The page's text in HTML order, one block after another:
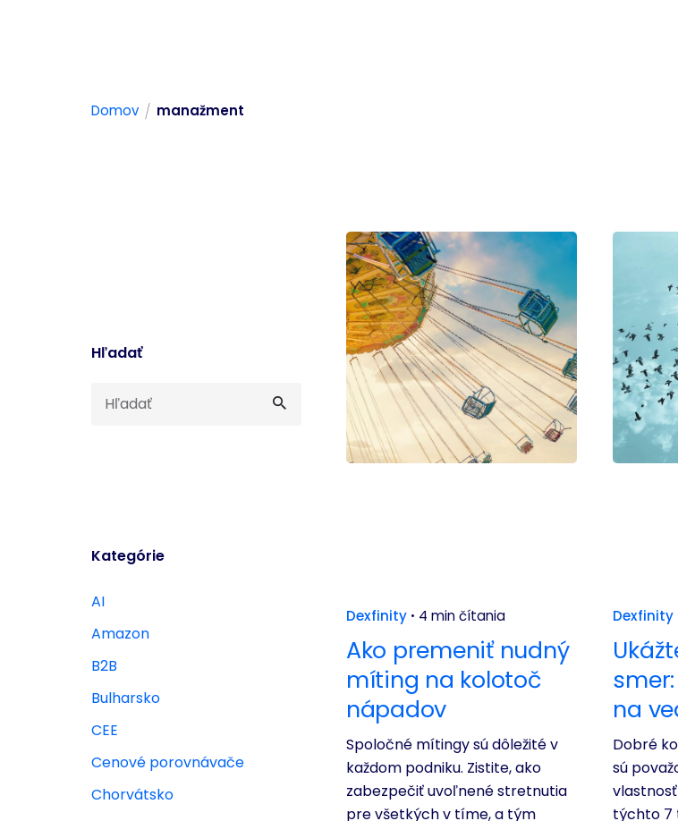
Domov / manažment
Hľadať
Kategórie
AI
Amazon
B2B
Bulharsko
CEE
Cenové porovnávače
Chorvátsko
Dexfinity 4 min čítania
Ako premeniť nudný
míting na kolotoč
nápadov
Spoločné mítingy sú dôležité v
každom podniku. Zistite, ako
zabezpečiť uvoľnené stretnutia
pre všetkých v tíme, a tým
Dexfinity
na
Dobré
sú
týchto 7